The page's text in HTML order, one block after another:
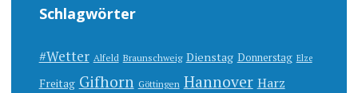
Schlagwörter
#Wetter Alfeld Braunschweig Dienstag Donnerstag Elze
Freitag Gifhorn Göttingen Hannover Harz